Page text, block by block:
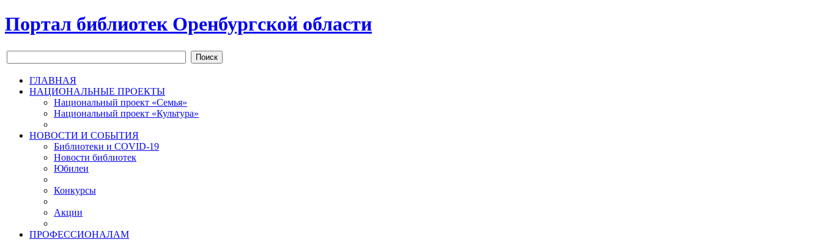
Портал библиотек Оренбургской области
Поиск
ГЛАВНАЯ
НАЦИОНАЛЬНЫЕ ПРОЕКТЫ
Национальный проект «Семья»
Национальный проект «Культура»
НОВОСТИ И СОБЫТИЯ
Библиотеки и COVID-19
Новости библиотек
Юбилеи
Конкурсы
Акции
ПРОФЕССИОНАЛАМ